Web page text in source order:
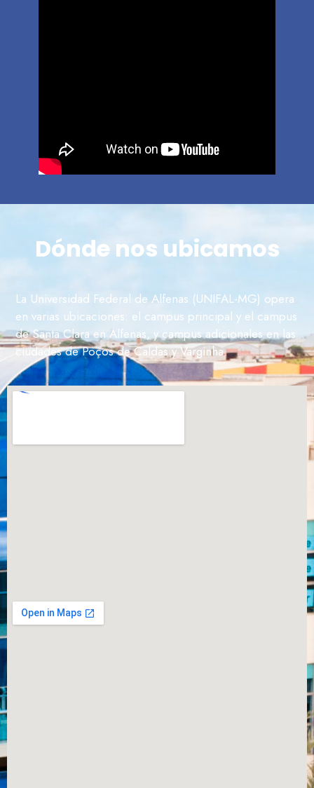
Dónde nos ubicamos
La Universidad Federal de Alfenas (UNIFAL-MG) opera
en varias ubicaciones: el campus principal y el campus
de Santa Clara en Alfenas, y campus adicionales en las
ciudades de Poços de Caldas y Varginha.